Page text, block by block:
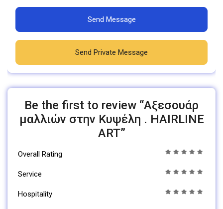
Send Message
Send Private Message
Be the first to review “Αξεσουάρ
μαλλιών στην Κυψέλη . HAIRLINE
ART”
Overall Rating
Service
Hospitality